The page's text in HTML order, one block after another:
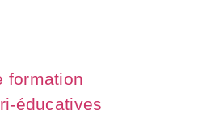
formation
éducatives